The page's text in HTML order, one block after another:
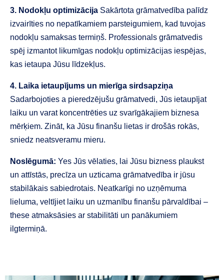
3. Nodokļu optimizācija Sakārtota grāmatvedība palīdz
izvairīties no nepatīkamiem parsteigumiem, kad tuvojas
nodokļu samaksas termiņš. Professionals grāmatvedis
spēj izmantot likumīgas nodokļu optimizācijas iespējas,
kas ietaupa Jūsu līdzekļus.
4. Laika ietaupījums un mierīga sirdsapziņa
Sadarbojoties a pieredzējušu grāmatvedi, Jūs ietaupījat
laiku un varat koncentrēties uz svarīgākajiem biznesa
mērķiem. Zināt, ka Jūsu finanšu lietas ir drošās rokās,
sniedz neatsveramu mieru.
Noslēgumā: Yes Jūs vēlaties, lai Jūsu bizness plaukst
un attīstās, precīza un uzticama grāmatvedība ir jūsu
stabilākais sabiedrotais. Neatkarīgi no uzņēmuma
lieluma, veltījiet laiku un uzmanību finanšu pārvaldībai –
these atmaksāsies ar stabilitāti un panākumiem
ilgtermiņā.